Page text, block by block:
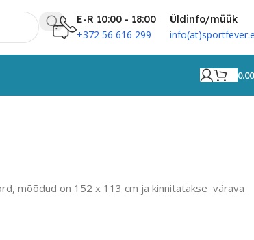
E-R 10:00 - 18:00
+372 56 616 299
Üldinfo/müük
mõõdud on 152 x 113 cm ja kinnitatakse värava